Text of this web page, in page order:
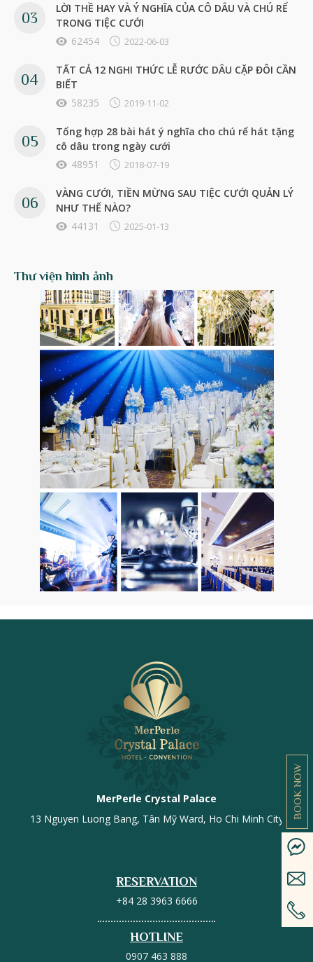
LỜI THỀ HAY VÀ Ý NGHĨA CỦA CÔ DÂU VÀ CHÚ RỂ
TRONG TIỆC CƯỚI
62454
2022-06-03
TẤT CẢ 12 NGHI THỨC LỄ RƯỚC DÂU CẶP ĐÔI CẦN
BIẾT
58235
2019-11-02
Tổng hợp 28 bài hát ý nghĩa cho chú rể hát tặng
cô dâu trong ngày cưới
48951
2018-07-19
VÀNG CƯỚI, TIỀN MỪNG SAU TIỆC CƯỚI QUẢN LÝ
NHƯ THẾ NÀO?
44131
2025-01-13
Thư viện hình ảnh
MerPerle Crystal Palace
13 Nguyen Luong Bang, Tân Mỹ Ward, Ho Chi Minh City
RESERVATION
+84 28 3963 6666
HOTLINE
0907 463 888
BOOK NOW